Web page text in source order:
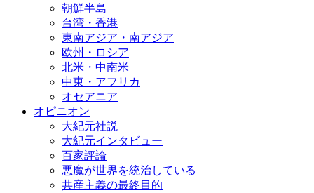
朝鮮半島
台湾・香港
東南アジア・南アジア
欧州・ロシア
北米・中南米
中東・アフリカ
オセアニア
オピニオン
大紀元社説
大紀元インタビュー
百家評論
悪魔が世界を統治している
共産主義の最終目的